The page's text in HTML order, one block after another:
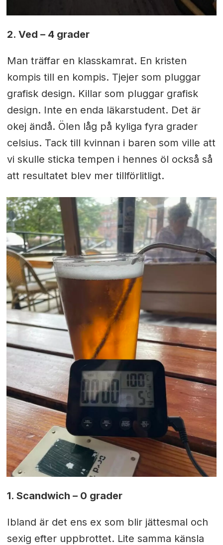
2. Ved – 4 grader
Man träffar en klasskamrat. En kristen
kompis till en kompis. Tjejer som pluggar
grafisk design. Killar som pluggar grafisk
design. Inte en enda läkarstudent. Det är
okej ändå. Ölen låg på kyliga fyra grader
celsius. Tack till kvinnan i baren som ville att
vi skulle sticka tempen i hennes öl också så
att resultatet blev mer tillförlitligt.
1. Scandwich – 0 grader
Ibland är det ens ex som blir jättesmal och
sexig efter uppbrottet. Lite samma känsla